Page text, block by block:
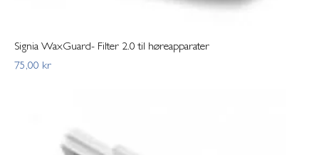
Signia WaxGuard- Filter 2.0 til høreapparater
Pris
75,00 kr